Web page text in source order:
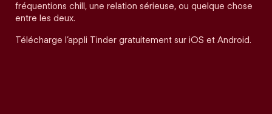
fréquentions chill, une relation sérieuse, ou quelque chose
entre les deux.
Télécharge l’appli Tinder gratuitement sur iOS et Android.